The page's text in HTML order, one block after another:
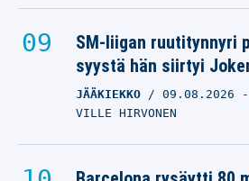
SM-liigan ruutitynnyri
syystä hän siirtyi
JÄÄKIEKKO 09.08.2026 -
VILLE HIRVONEN